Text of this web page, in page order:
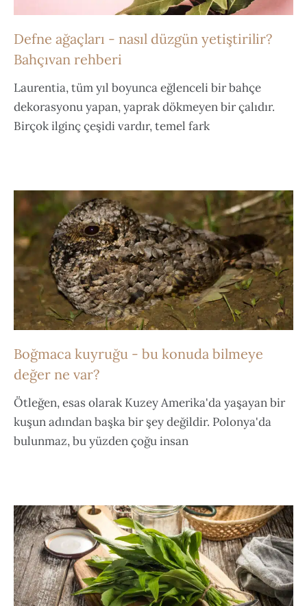
Defne ağaçları - nasıl düzgün yetiştirilir?
Bahçıvan rehberi
Laurentia, tüm yıl boyunca eğlenceli bir bahçe
dekorasyonu yapan, yaprak dökmeyen bir çalıdır.
Birçok ilginç çeşidi vardır, temel fark
Boğmaca kuyruğu - bu konuda bilmeye
değer ne var?
Ötleğen, esas olarak Kuzey Amerika'da yaşayan bir
kuşun adından başka bir şey değildir. Polonya'da
bulunmaz, bu yüzden çoğu insan